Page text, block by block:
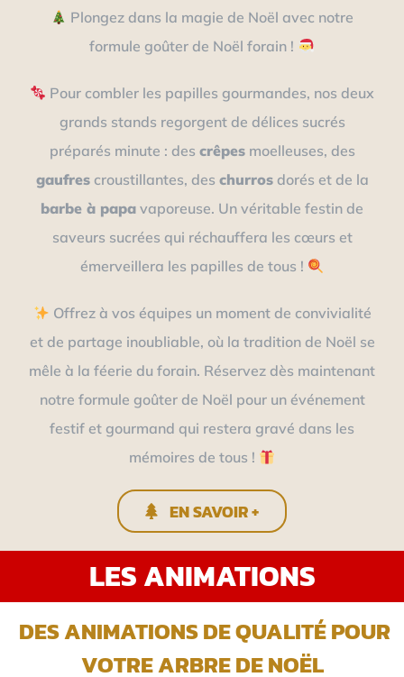
Plongez dans la magie de Noël avec notre
formule goûter de Noël forain !
Pour combler les papilles gourmandes, nos deux
grands stands regorgent de délices sucrés
préparés minute : des crêpesmoelleuses, des
gaufrescroustillantes, des churrosdorés et de la
barbe à papa vaporeuse. Un véritable festin de
saveurs sucrées qui réchauffera les cœurs et
émerveillera les papilles de tous !
Offrez à vos équipes un moment de convivialité
et de partage inoubliable, où la tradition de Noël se
mêle à la féerie du forain. Réservez dès maintenant
notre formule goûter de Noël pour un événement
festif et gourmand qui restera gravé dans les
mémoires de tous !
EN SAVOIR +
LES ANIMATIONS
DES ANIMATIONS DE QUALITÉ POUR
VOTRE ARBRE DE NOËL